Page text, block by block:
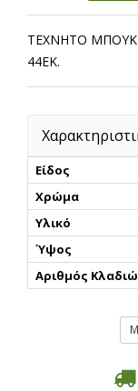
ΤΕΧΝΗΤΟ
44ΕΚ.
Είδος
Χρώμα
Υλικό
Ύψος
Αριθμός